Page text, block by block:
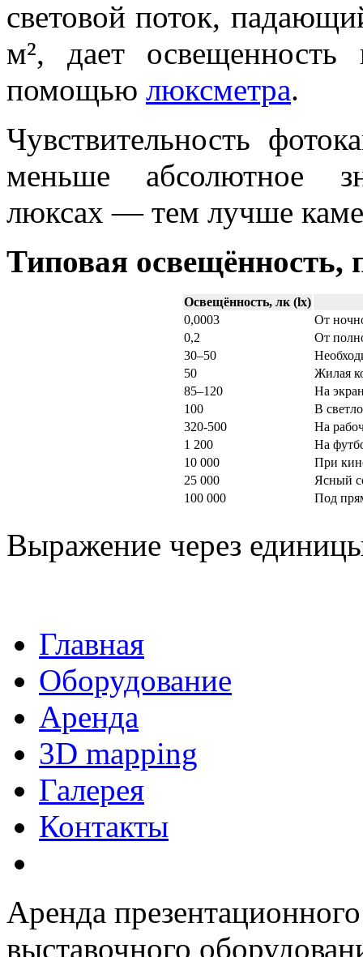
световой поток,
м², дает
помощью люксметра.
Чувствительность
меньше абсолютное
люксах — тем лучше
Типовая освещённость,
Освещённость, лк (lx)
0,0003
От
0,2
От
30–50
50
Жилая
85–120
На
100
В
320-500
На
1 200
На
10 000
При
25 000
Ясный
100 000
Под
Выражение через
Главная
Оборудование
Аренда
3D mapping
Галерея
Контакты
Аренда
выставочного